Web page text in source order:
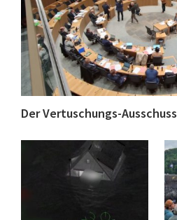
Der Vertuschungs-Ausschuss